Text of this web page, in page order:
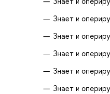
Знает и
Знает и
Знает и
Знает и
Знает и